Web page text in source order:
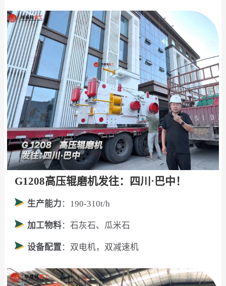
G1208高压辊磨机发往：四川·巴中！
生产能力 ：190-310t/h
加工物料：石灰石、瓜米石
设备配置：双电机，双减速机